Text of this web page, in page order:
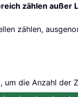
zählen außer
zählen,
, um die Anzahl der